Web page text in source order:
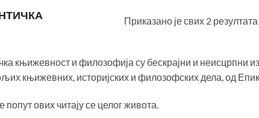
Приказано је свих 2 резултата
књижевност и филозофија су бескрајни и неисцрпни
књижевних, историјских и филозофских дела, од
попут ових читају се целог живота.